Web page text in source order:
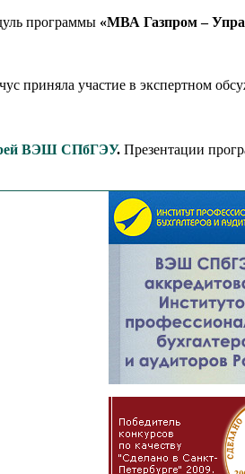
программы «МВА Газпром –
участие в экспертном
ВЭШ СПбГЭУ. Презентации